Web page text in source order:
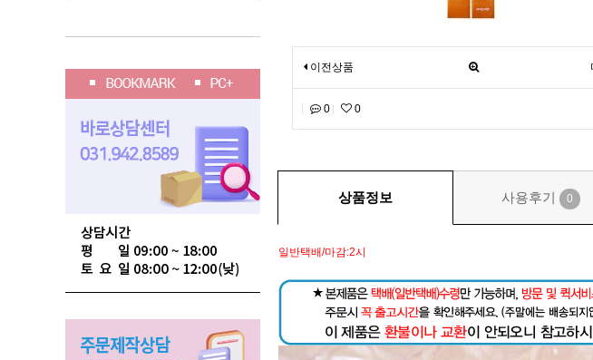
이전상품
0 0
상품정보 사용후기 0
일반택배/마감:2시